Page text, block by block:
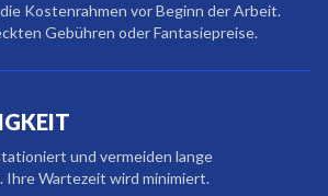
Kostenrahmen vor Beginn der Arbeit.
Gebühren oder Fantasiepreise.
und vermeiden lange
Ihre Wartezeit wird minimiert.